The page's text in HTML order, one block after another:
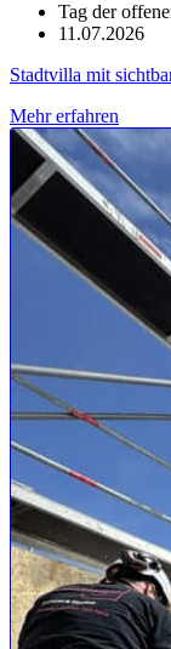
Tag der
11.07.2026
Stadtvilla mit
Mehr erfahren